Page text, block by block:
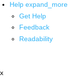
Help expand_more
Get Help
Feedback
Readability
x